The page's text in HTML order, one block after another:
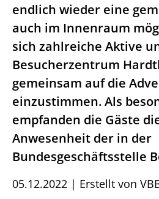
endlich wieder eine
auch im Innenraum
sich zahlreiche Aktive
Besucherzentrum
gemeinsam auf die
einzustimmen. Als
empfanden die Gäste
Anwesenheit der in der
Bundesgeschäftsstelle
05.12.2022 | Erstellt von